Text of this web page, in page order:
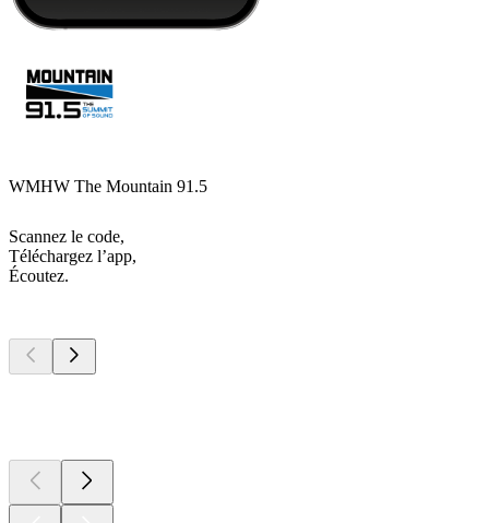
WMHW The Mountain 91.5
Scannez le code,
Téléchargez l’app,
Écoutez.